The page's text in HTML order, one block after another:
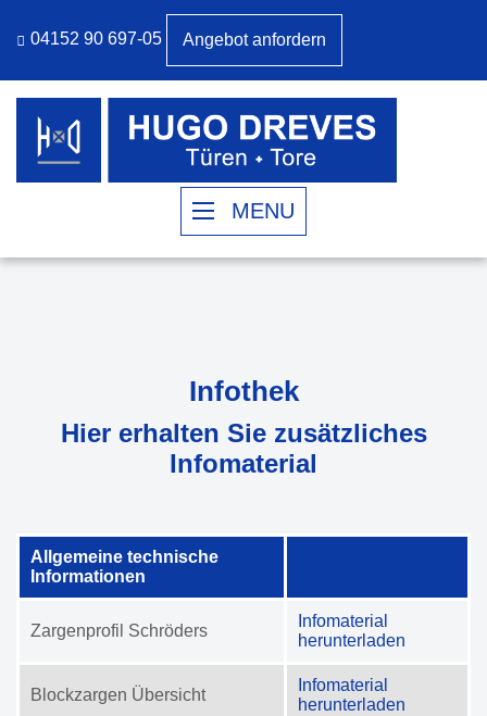
04152 90 697-05 Angebot anfordern
MENU
Infothek
Hier erhalten Sie zusätzliches
Infomaterial
Allgemeine technische
Informationen
Zargenprofil Schröders
Infomaterial
herunterladen
Blockzargen Übersicht
Infomaterial
herunterladen